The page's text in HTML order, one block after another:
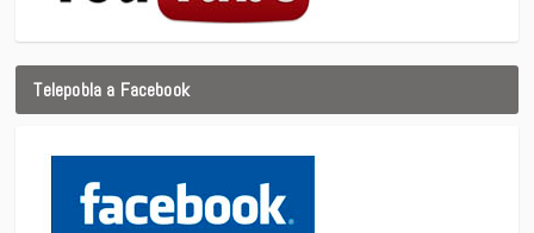
Telepobla a Facebook